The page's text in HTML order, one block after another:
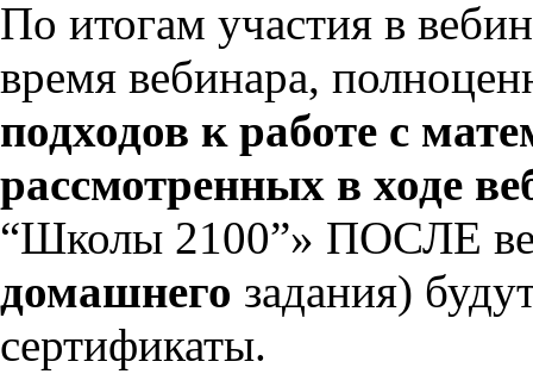
По итогам участия в
время вебинара,
подходов к работе с
рассмотренных в ходе
“Школы 2100”» ПОСЛЕ
домашнего задания)
сертификаты.